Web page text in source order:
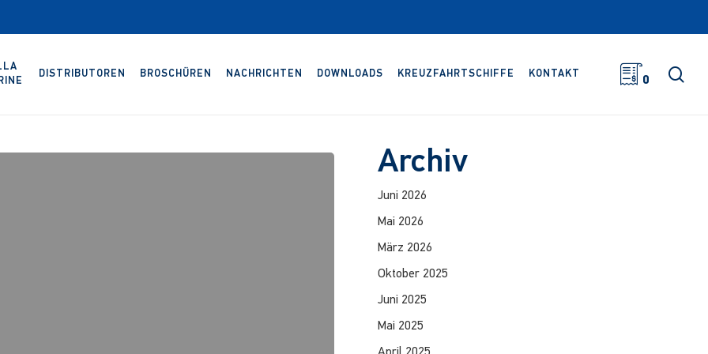
DISTRIBUTOREN BROSCHÜREN NACHRICHTEN DOWNLOADS KREUZFAHRTSCHIFFE KONTAKT
0
Archiv
Juni 2026
Mai 2026
März 2026
Oktober 2025
Juni 2025
Mai 2025